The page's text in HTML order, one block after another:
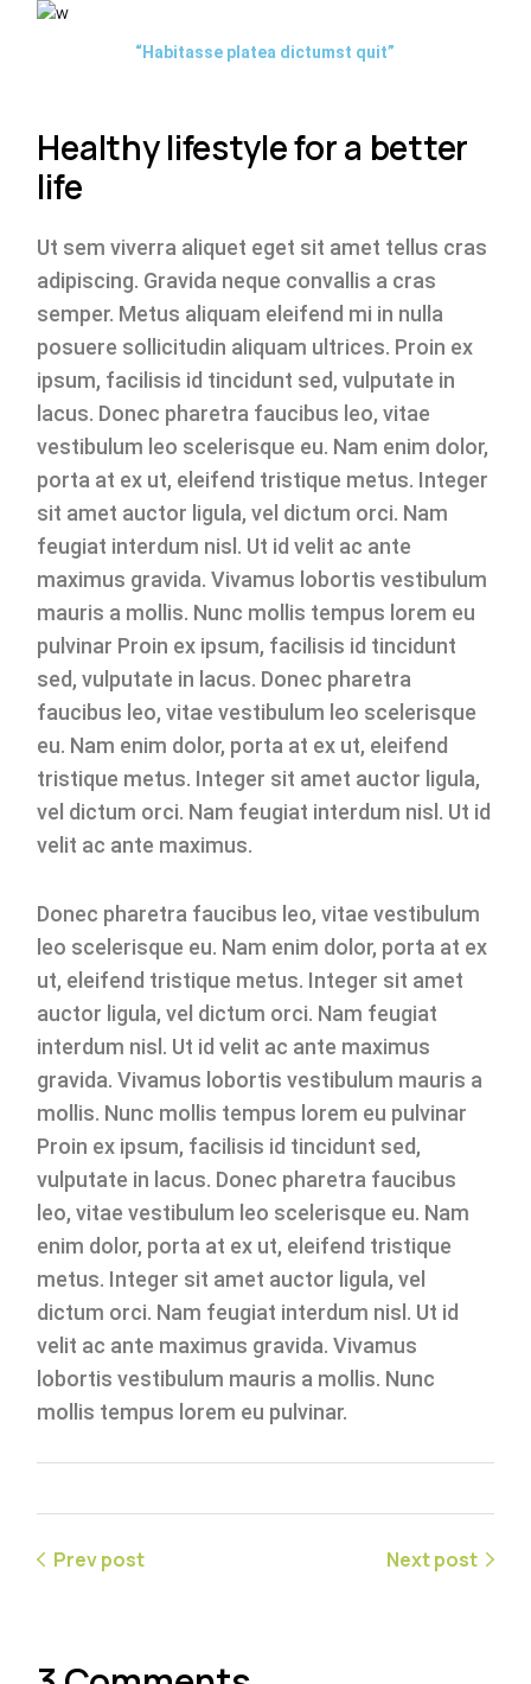
“Habitasse platea dictumst quit”
Healthy lifestyle for a better
life
Ut sem viverra aliquet eget sit amet tellus cras
adipiscing. Gravida neque convallis a cras
semper. Metus aliquam eleifend mi in nulla
posuere sollicitudin aliquam ultrices. Proin ex
ipsum, facilisis id tincidunt sed, vulputate in
lacus. Donec pharetra faucibus leo, vitae
vestibulum leo scelerisque eu. Nam enim dolor,
porta at ex ut, eleifend tristique metus. Integer
sit amet auctor ligula, vel dictum orci. Nam
feugiat interdum nisl. Ut id velit ac ante
maximus gravida. Vivamus lobortis vestibulum
mauris a mollis. Nunc mollis tempus lorem eu
pulvinar Proin ex ipsum, facilisis id tincidunt
sed, vulputate in lacus. Donec pharetra
faucibus leo, vitae vestibulum leo scelerisque
eu. Nam enim dolor, porta at ex ut, eleifend
tristique metus. Integer sit amet auctor ligula,
vel dictum orci. Nam feugiat interdum nisl. Ut id
velit ac ante maximus.
Donec pharetra faucibus leo, vitae vestibulum
leo scelerisque eu. Nam enim dolor, porta at ex
ut, eleifend tristique metus. Integer sit amet
auctor ligula, vel dictum orci. Nam feugiat
interdum nisl. Ut id velit ac ante maximus
gravida. Vivamus lobortis vestibulum mauris a
mollis. Nunc mollis tempus lorem eu pulvinar
Proin ex ipsum, facilisis id tincidunt sed,
vulputate in lacus. Donec pharetra faucibus
leo, vitae vestibulum leo scelerisque eu. Nam
enim dolor, porta at ex ut, eleifend tristique
metus. Integer sit amet auctor ligula, vel
dictum orci. Nam feugiat interdum nisl. Ut id
velit ac ante maximus gravida. Vivamus
lobortis vestibulum mauris a mollis. Nunc
mollis tempus lorem eu pulvinar.
Prev post Next post